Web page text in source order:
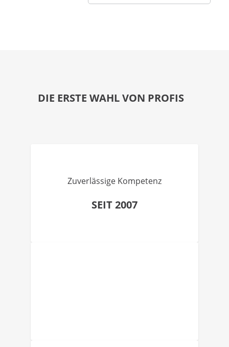
DIE ERSTE WAHL VON PROFIS
Zuverlässige Kompetenz
SEIT 2007